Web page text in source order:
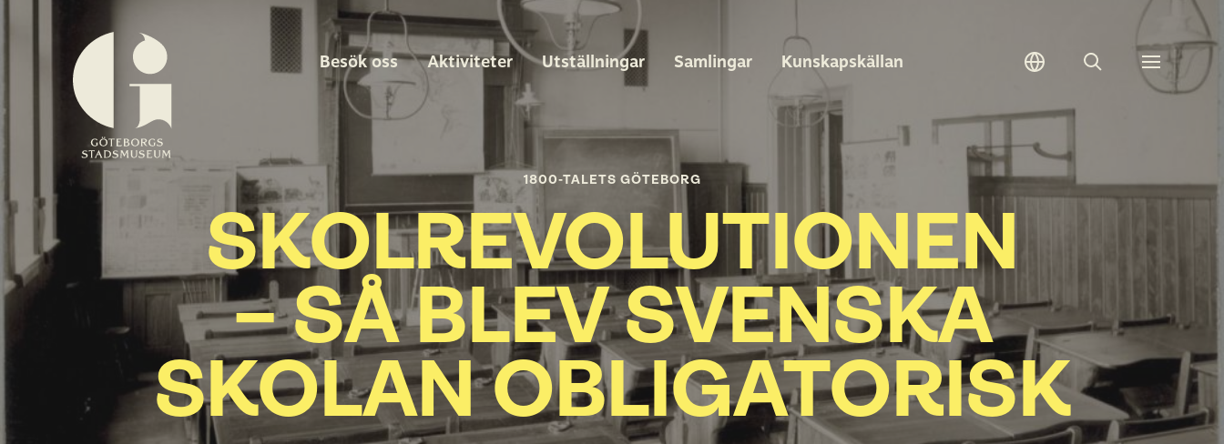
stadsmuseum
Besök oss Aktiviteter Utställningar Samlingar Kunskapskällan Sök
Toggle
meny
1800-TALETS GÖTEBORG
SKOLREVOLUTIONEN
– SÅ BLEV SVENSKA
SKOLAN OBLIGATORISK